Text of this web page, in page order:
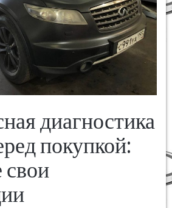
диагностика
покупкой:
свои